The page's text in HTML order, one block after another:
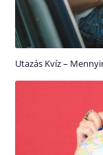
Utazás Kvíz –